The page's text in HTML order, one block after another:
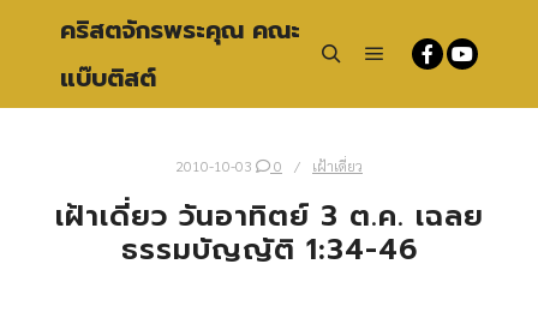
คริสตจักรพระคุณ คณะ
แบ๊บติสต์
2010-10-03 0 เฝ้าเดี่ยว
เฝ้าเดี่ยว วันอาทิตย์ 3 ต.ค. เฉลย
ธรรมบัญญัติ 1:34-46